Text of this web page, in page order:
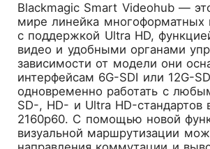
Blackmagic Smart Videohub —
мире линейка многоформатных
с поддержкой Ultra HD,
видео и удобными органами
зависимости от модели они
интерфейсам 6G-SDI или 12G-
одновременно работать с
SD-, HD- и Ultra HD-стандартов
2160p60. С помощью новой
визуальной маршрутизации